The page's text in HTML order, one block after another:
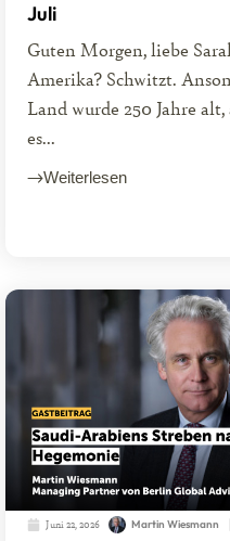
Juli
Guten Morgen, liebe
Amerika? Schwitzt.
Land wurde 250 Jahre
es...
Weiterlesen
Juni 22, 2026 Martin Wiesmann